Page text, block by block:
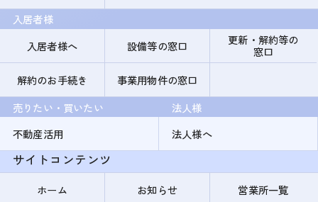
入居者様
入居者様へ
設備等の窓口
更新・解約等の
窓口
解約のお手続き
事業用物件の窓口
売りたい・買いたい
不動産活用
法人様
法人様へ
サイトコンテンツ
ホーム お知らせ 営業所一覧